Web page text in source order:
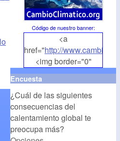
Código de nuestro banner:
<a
href="http://
<img border="0"
align="middle"
src="http://
alt="CambioClimatico.org"
/></a>
Encuesta
¿Cuál de las siguientes
consecuencias del
calentamiento global te
preocupa más?